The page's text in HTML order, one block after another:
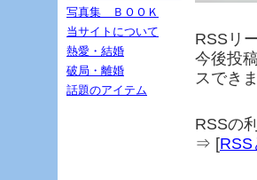
RSSリ
今後投
スできま
RSSの
⇒ [RSS
写真集 ＢＯＯＫ
当サイトについて
熱愛・結婚
破局・離婚
話題のアイテム